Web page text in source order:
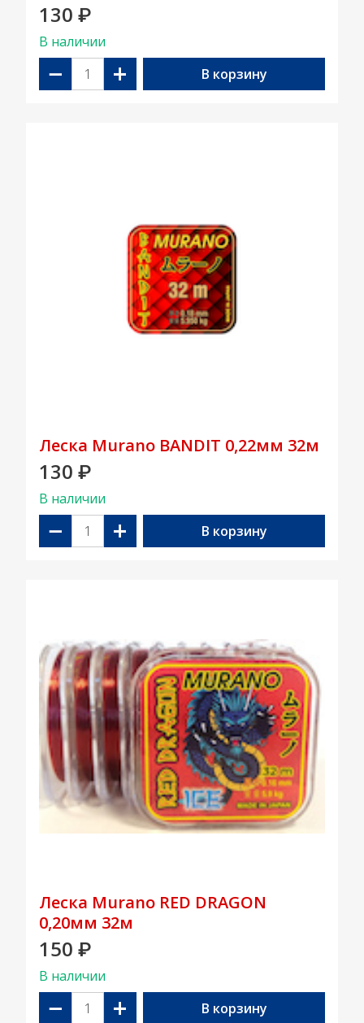
130 ₽
В наличии
− + В корзину
Леска Murano BANDIT 0,22мм 32м
130 ₽
В наличии
− + В корзину
Леска Murano RED DRAGON
0,20мм 32м
150 ₽
В наличии
− + В корзину